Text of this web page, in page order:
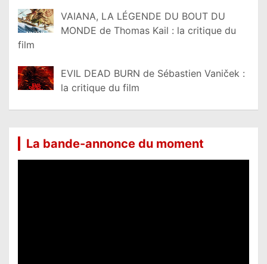
VAIANA, LA LÉGENDE DU BOUT DU
MONDE de Thomas Kail : la critique du
film
EVIL DEAD BURN de Sébastien Vaniček :
la critique du film
La bande-annonce du moment